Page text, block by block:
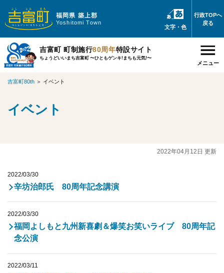
福岡県 築上郡
Yoshitomi Town
文字・色
行政TOPへ
戻る
吉富町 町制施行80周年特設サイト
ちょうどいいまち吉富町 〜ひともゲンキ!まちも元気!〜
メニュー
吉富町80th ＞ イベント
イベント
2022年04月12日 更新
辛坊治郎氏 80周年記念講演
2022/03/30
福岡よしもと九州新喜劇＆爆笑お笑いライブ 80周年記
念公演
2022/03/30
2022/03/11